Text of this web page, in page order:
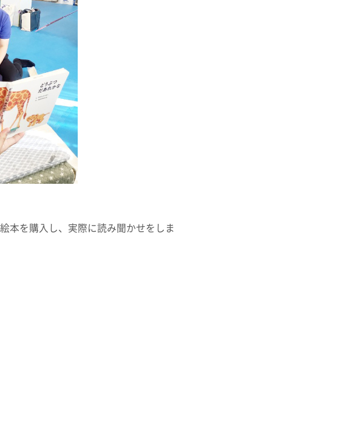
本を購入し、実際に読み聞かせをしま